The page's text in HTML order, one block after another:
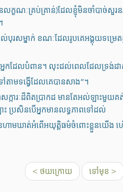
ខណៈគ្រប់គ្រាន់)ដែលខ្ញុំមិនចាំបាច់សួរ
បុរសម្នាក់ ខណៈដែលរូបគេអង្គុយទម្
កដែលបំពាន។ លុះដល់ពេលដែលទ្រង់
មទង្វើដែលគេបានសាង”។
រពសក្ការៈដ៏ពិតប្រាកដ មានតែអល់ឡ
ះ ប្រសិនបើអ្នកមានលទ្ធភាពទៅដល់
ាត់អំពើអយុត្តិធម៌ចំពោះខ្លួនយើង ហើ
< ថយក្រោយ ទៅមុខ >